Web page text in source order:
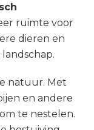
ruimte voor
dieren en
natuur. Met
en andere
te nestelen.